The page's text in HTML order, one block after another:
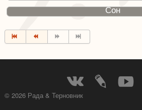
Сон
© 2026 Рада & Терновник